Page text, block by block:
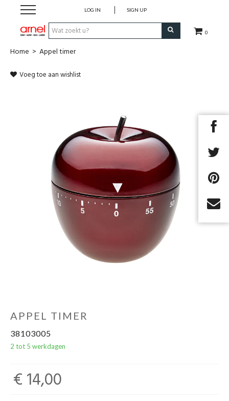
0
LOG IN SIGN UP
Koken
Geschenken
Cadeaubon
Home > Appel timer
Voeg toe aan wishlist
APPEL TIMER
38103005
2 tot 5 werkdagen
€ 14,00